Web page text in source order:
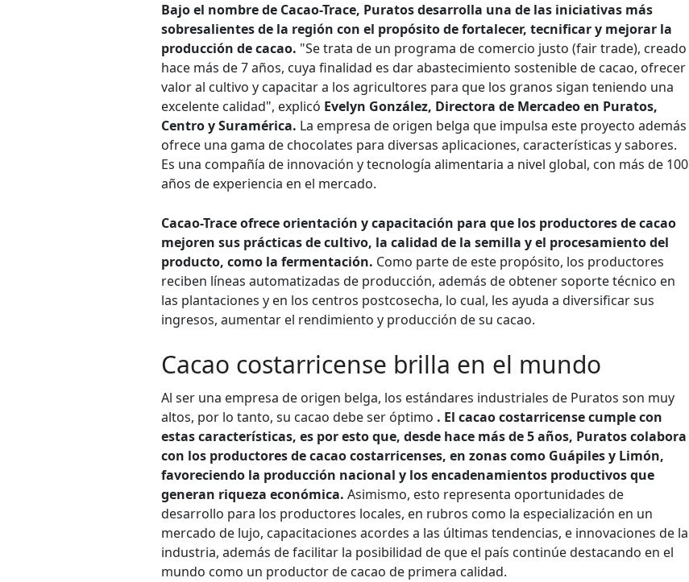
Bajo el nombre de Cacao-Trace, Puratos desarrolla una de las iniciativas más
sobresalientes de la región con el propósito de fortalecer, tecnificar y mejorar la
producción de cacao. "Se trata de un programa de comercio justo (fair trade), creado
hace más de 7 años, cuya finalidad es dar abastecimiento sostenible de cacao, ofrecer
valor al cultivo y capacitar a los agricultores para que los granos sigan teniendo una
excelente calidad", explicó Evelyn González, Directora de Mercadeo en Puratos,
Centro y Suramérica. La empresa de origen belga que impulsa este proyecto además
ofrece una gama de chocolates para diversas aplicaciones, características y sabores.
Es una compañía de innovación y tecnología alimentaria a nivel global, con más de 100
años de experiencia en el mercado.
Cacao-Trace ofrece orientación y capacitación para que los productores de cacao
mejoren sus prácticas de cultivo, la calidad de la semilla y el procesamiento del
producto, como la fermentación. Como parte de este propósito, los productores
reciben líneas automatizadas de producción, además de obtener soporte técnico en
las plantaciones y en los centros postcosecha, lo cual, les ayuda a diversificar sus
ingresos, aumentar el rendimiento y producción de su cacao.
Cacao costarricense brilla en el mundo
Al ser una empresa de origen belga, los estándares industriales de Puratos son muy
altos, por lo tanto, su cacao debe ser óptimo . El cacao costarricense cumple con
estas características, es por esto que, desde hace más de 5 años, Puratos colabora
con los productores de cacao costarricenses, en zonas como Guápiles y Limón,
favoreciendo la producción nacional y los encadenamientos productivos que
generan riqueza económica. Asimismo, esto representa oportunidades de
desarrollo para los productores locales, en rubros como la especialización en un
mercado de lujo, capacitaciones acordes a las últimas tendencias, e innovaciones de la
industria, además de facilitar la posibilidad de que el país continúe destacando en el
mundo como un productor de cacao de primera calidad.